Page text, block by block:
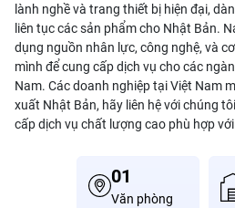
lành nghề và trang thiết bị hiện đại,
liên tục các sản phẩm cho Nhật Bản.
dụng nguồn nhân lực, công nghệ, và
mình để cung cấp dịch vụ cho các
Nam. Các doanh nghiệp tại Việt Nam
xuất Nhật Bản, hãy liên hệ với chúng
cấp dịch vụ chất lượng cao phù hợp
01
Văn phòng